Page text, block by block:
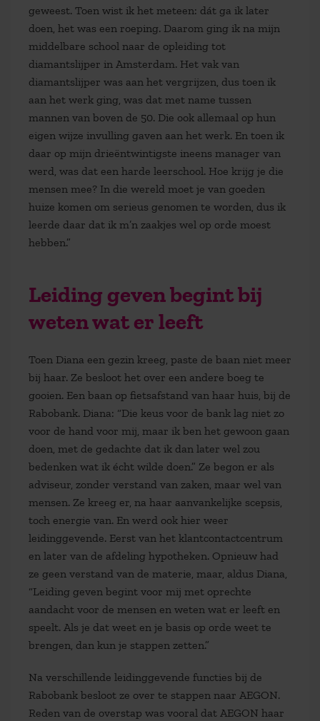
geweest. Toen wist ik het meteen: dát ga ik later
doen, het was een roeping. Daarom ging ik na mijn
middelbare school naar de opleiding tot
diamantslijper in Amsterdam. Het vak van
diamantslijper was aan het vergrijzen, dus toen ik
aan het werk ging, was dat met name tussen
mannen van boven de 50. Die ook allemaal op hun
eigen wijze invulling gaven aan het werk. En toen ik
daar op mijn drieëntwintigste ineens manager van
werd, was dat een harde leerschool. Hoe krijg je die
mensen mee? In die wereld moet je van goeden
huize komen om serieus genomen te worden, dus ik
leerde daar dat ik m’n zaakjes wel op orde moest
hebben.”
Leiding geven begint bij
weten wat er leeft
Toen Diana een gezin kreeg, paste de baan niet meer
bij haar. Ze besloot het over een andere boeg te
gooien. Een baan op fietsafstand van haar huis, bij de
Rabobank. Diana: “Die keus voor de bank lag niet zo
voor de hand voor mij, maar ik ben het gewoon gaan
doen, met de gedachte dat ik dan later wel zou
bedenken wat ik écht wilde doen.” Ze begon er als
adviseur, zonder verstand van zaken, maar wel van
mensen. Ze kreeg er, na haar aanvankelijke scepsis,
toch energie van. En werd ook hier weer
leidinggevende. Eerst van het klantcontactcentrum
en later van de afdeling hypotheken. Opnieuw had
ze geen verstand van de materie, maar, aldus Diana,
“Leiding geven begint voor mij met oprechte
aandacht voor de mensen en weten wat er leeft en
speelt. Als je dat weet en je basis op orde weet te
brengen, dan kun je stappen zetten.”
Na verschillende leidinggevende functies bij de
Rabobank besloot ze over te stappen naar AEGON.
Reden van de overstap was vooral dat AEGON haar